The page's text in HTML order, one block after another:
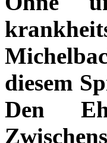
diesem
Den